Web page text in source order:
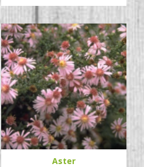
Aster